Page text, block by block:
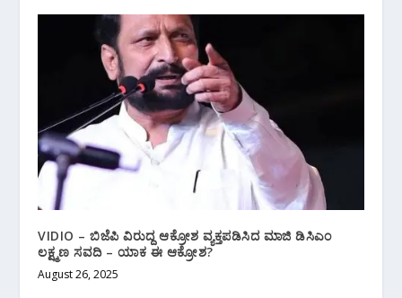
VIDIO – ಬಿಜೆಪಿ ವಿರುದ್ದ ಆಕ್ರೋಶ ವ್ಯಕ್ತಪಡಿಸಿದ ಮಾಜಿ ಡಿಸಿಎಂ
ಲಕ್ಷ್ಮಣ ಸವದಿ – ಯಾಕ ಈ ಆಕ್ರೋಶ?
August 26, 2025